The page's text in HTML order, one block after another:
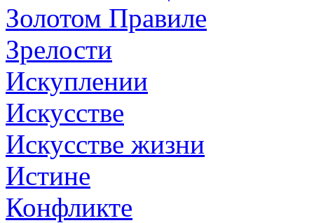
Золотом Правиле
Зрелости
Искуплении
Искусстве
Искусстве жизни
Истине
Конфликте